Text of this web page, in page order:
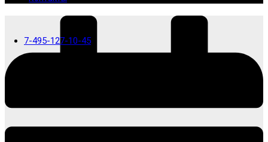
7-495-127-10-45